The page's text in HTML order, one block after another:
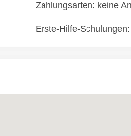
Zahlungsarten: keine
Erste-Hilfe-Schulungen: